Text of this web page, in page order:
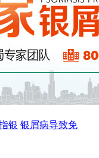
银 银屑病导致免